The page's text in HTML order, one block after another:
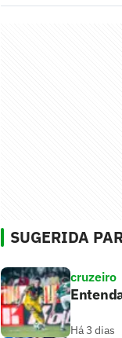
SUGERIDA
cruzeiro
Há 3 dias